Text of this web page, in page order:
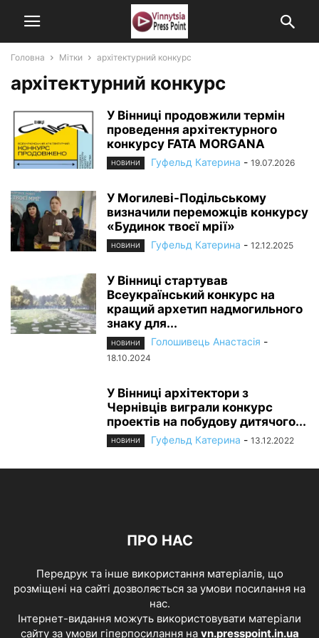
Головна Мітки архітектурний конкурс
архітектурний конкурс
У Вінниці продовжили термін
проведення архітектурного
конкурсу FATA MORGANA
НОВИНИ Гуфельд Катерина - 19.07.2026
У Могилеві-Подільському
визначили переможців конкурсу
«Будинок твоєї мрії»
НОВИНИ Гуфельд Катерина - 12.12.2025
У Вінниці стартував
Всеукраїнський конкурс на
кращий архетип надмогильного
знаку для...
НОВИНИ Голошивець Анастасія -
18.10.2024
У Вінниці архітектори з
Чернівців виграли конкурс
проектів на побудову дитячого...
НОВИНИ Гуфельд Катерина - 13.12.2022
ПРО НАС
Передрук та інше використання матеріалів, що
розміщені на сайті дозволяється за умови посилання на
нас.
Інтернет-видання можуть використовувати матеріали
сайту за умови гіперпосилання на vn.presspoint.in.ua